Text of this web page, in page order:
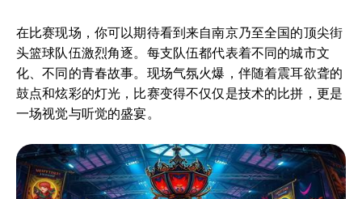
在比赛现场，你可以期待看到来自南京乃至全国的顶尖街
头篮球队伍激烈角逐。每支队伍都代表着不同的城市文
化、不同的青春故事。现场气氛火爆，伴随着震耳欲聋的
鼓点和炫彩的灯光，比赛变得不仅仅是技术的比拼，更是
一场视觉与听觉的盛宴。